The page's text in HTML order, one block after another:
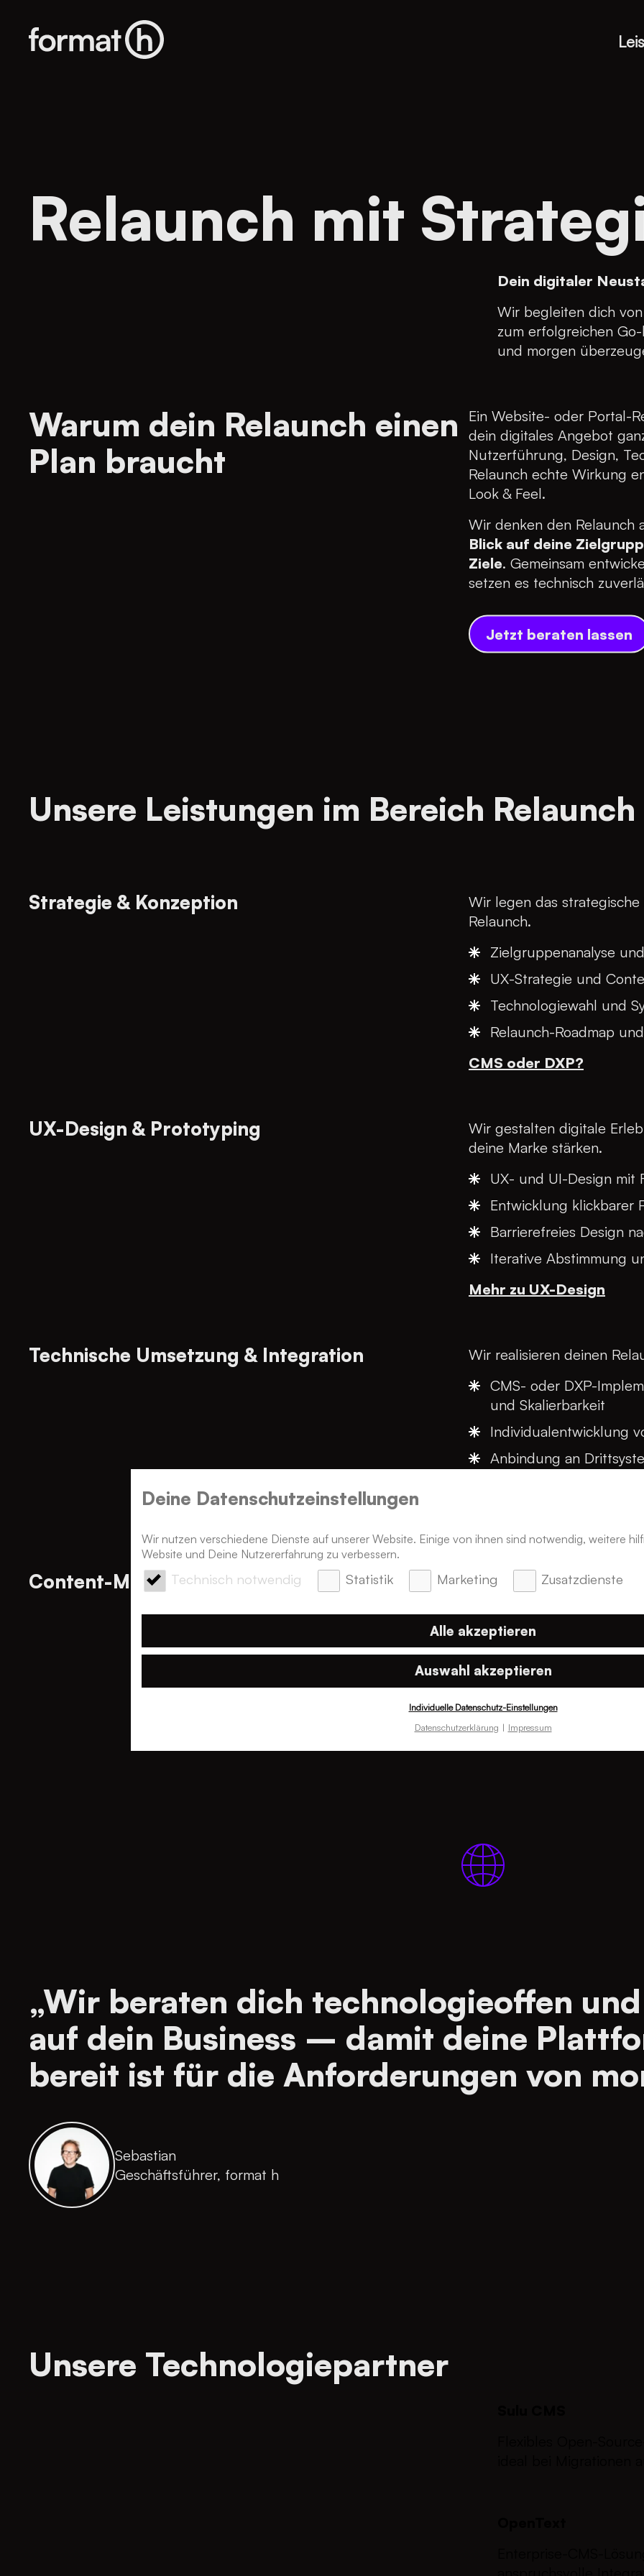
Deine Datenschutz­einstellungen
Wir nutzen verschiedene Dienste auf unserer Website. Einige von ihnen sind notwendig, weitere
Website und Deine Nutzererfahrung zu verbessern.
Technisch notwendig Statistik Marketing Zusatzdienste
Alle akzeptieren
Auswahl akzeptieren
Individuelle Datenschutz-Einstellungen
Datenschutzerklärung
Impressum
Relaunch mit
Dein digitaler
Wir begleiten dich
zum erfolgreichen
und morgen
Warum dein Relaunch einen
Plan braucht
Ein Website- oder Portal-
dein digitales Angebot
Nutzerführung, Design,
Relaunch echte Wirkung
Look & Feel.
Wir denken den Relaunch
Blick auf deine
Ziele. Gemeinsam
setzen es technisch
Jetzt beraten lassen
Unsere Leistungen im Bereich Relaunch
Strategie & Konzeption
Wir legen das
Relaunch.
Zielgruppenanalyse
UX-Strategie und
Technologiewahl und
Relaunch-Roadmap
CMS oder DXP?
UX-Design & Prototyping
Wir gestalten digitale
deine Marke stärken.
UX- und UI-Design mit
Entwicklung klickbarer
Barrierefreies Design
Iterative Abstimmung
Mehr zu UX-Design
Technische Umsetzung & Integration
Wir realisieren deinen
CMS- oder DXP-
und Skalierbarkeit
Individualentwicklung
Anbindung an
Content-Migration & Qualitätssicherung
Wir sorgen dafür, dass
Planung und
Content-Checks,
Testing auf Usability,
Begleitung beim Go-
„Wir beraten dich technologieoffen
auf dein Business – damit deine
bereit ist für die Anforderungen von
Sebastian
Geschäftsführer, format h
Unsere Technologiepartner